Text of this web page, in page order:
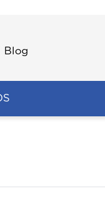
Blog